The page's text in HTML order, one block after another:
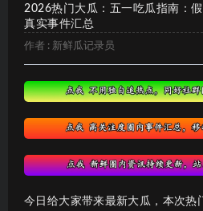
2026热门大瓜：五一吃瓜指南：
真实事件汇总
作者 : 新鲜瓜记录员
今日给大家带来最新大瓜，本次热